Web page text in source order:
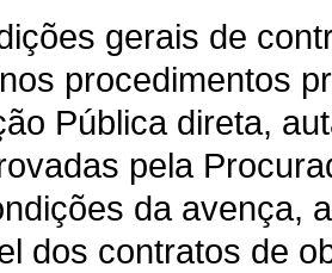
gerais de
procedimentos
Pública direta,
pela
da avença,
dos contratos de